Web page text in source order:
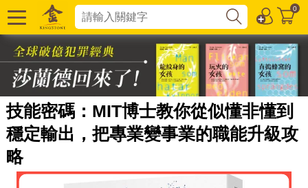
0
技能密碼：MIT博士教你從似懂非懂到
穩定輸出，把專業變事業的職能升級攻
略